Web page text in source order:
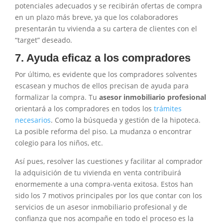
potenciales adecuados y se recibirán ofertas de compra
en un plazo más breve, ya que los colaboradores
presentarán tu vivienda a su cartera de clientes con el
“target” deseado.
7. Ayuda eficaz a los compradores
Por último, es evidente que los compradores solventes
escasean y muchos de ellos precisan de ayuda para
formalizar la compra. Tu asesor inmobiliario profesional
orientará a los compradores en todos los trámites
necesarios. Como la búsqueda y gestión de la hipoteca.
La posible reforma del piso. La mudanza o encontrar
colegio para los niños, etc.
Así pues, resolver las cuestiones y facilitar al comprador
la adquisición de tu vivienda en venta contribuirá
enormemente a una compra-venta exitosa. Estos han
sido los 7 motivos principales por los que contar con los
servicios de un asesor inmobiliario profesional y de
confianza que nos acompañe en todo el proceso es la